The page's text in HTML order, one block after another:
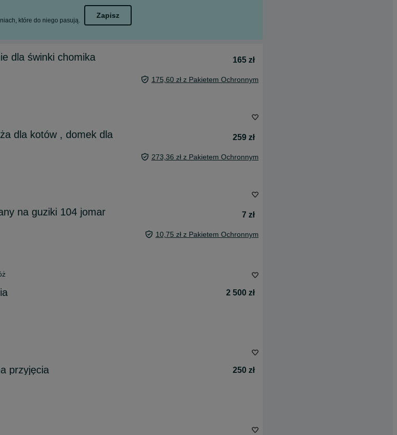
które do niego pasują.
Zapisz
dla świnki chomika
165 zł
175,60 zł z Pakietem Ochronnym
dla kotów , domek dla
259 zł
273,36 zł z Pakietem Ochronnym
na guziki 104 jomar
7 zł
10,75 zł z Pakietem Ochronnym
2 500 zł
przyjęcia
250 zł